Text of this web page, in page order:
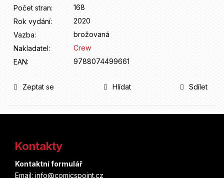
Počet stran:
168
Rok vydání:
2020
Vazba:
brožovaná
Nakladatel:
Crew
EAN: 9788074499661
Zeptat se Hlídat Sdílet
Kontakty
Kontaktní formulář
Email: info@comicspoint.cz